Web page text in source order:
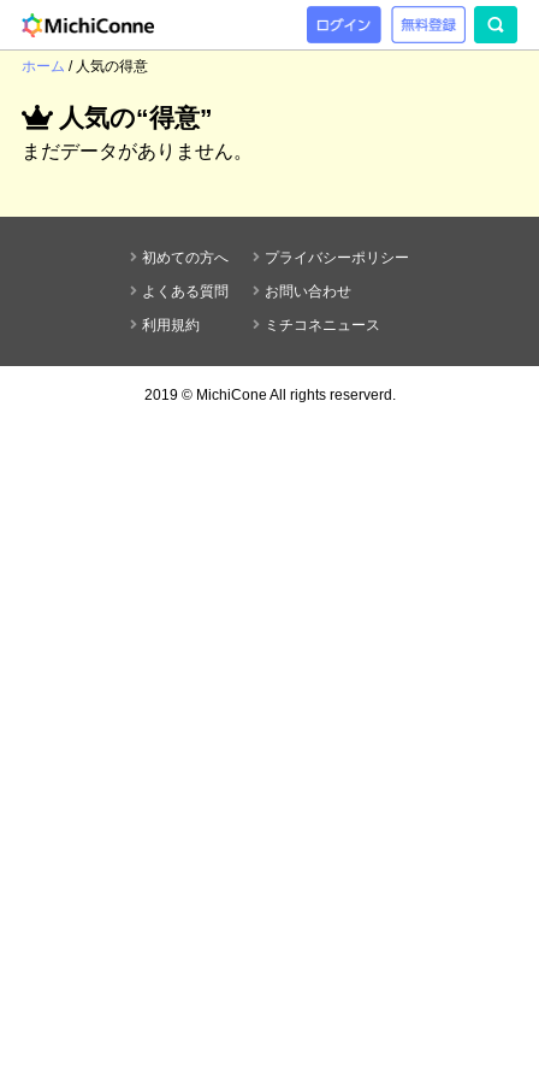
ホーム / 人気の得意
人気の“得意”
まだデータがありません。
初めての方へ
よくある質問
利用規約
プライバシーポリシー
お問い合わせ
ミチコネニュース
2019 © MichiCone All rights reserverd.